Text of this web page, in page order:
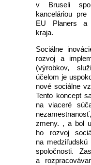
v Bruseli
kanceláriou
EU Planers a
kraja.
Sociálne
rozvoj a
(výrobkov,
účelom je
nové sociálne
Tento koncept
na viaceré
zmeny. , a bol
ho rozvoj
na
spoločnosti.
a